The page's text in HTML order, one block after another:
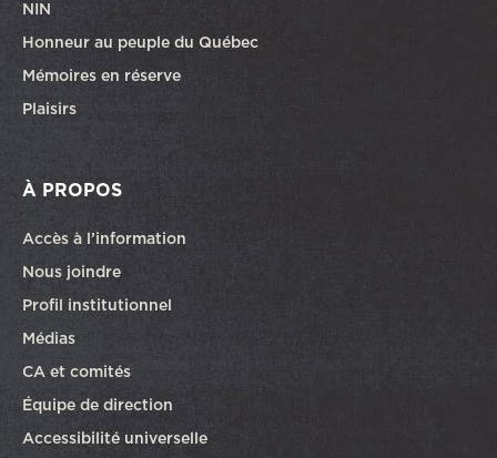
NIN
Honneur au peuple du Québec
Mémoires en réserve
Plaisirs
À PROPOS
Accès à l’information
Nous joindre
Profil institutionnel
Médias
CA et comités
Équipe de direction
Accessibilité universelle